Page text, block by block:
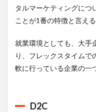
タルマーケティングにつ
ことが1番の特徴と言える
就業環境としても、大手
り、フレックスタイムで
軟に行っている企業の一
D2C